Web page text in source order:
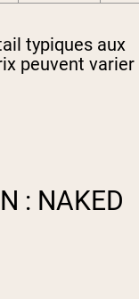
typiques aux
peuvent varier
: NAKED